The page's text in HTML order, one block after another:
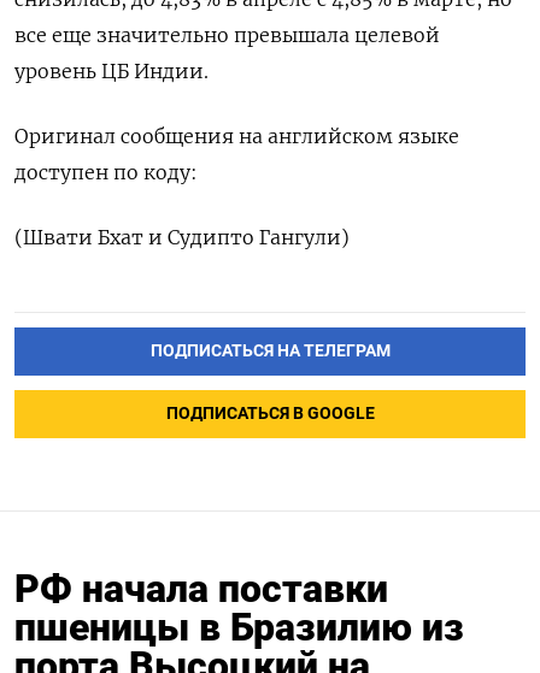
все еще значительно превышала целевой
уровень ЦБ Индии.
Оригинал сообщения на английском языке
доступен по коду:
(Швати Бхат и Судипто Гангули)
ПОДПИСАТЬСЯ НА ТЕЛЕГРАМ
ПОДПИСАТЬСЯ В GOOGLE
РФ начала поставки
пшеницы в Бразилию из